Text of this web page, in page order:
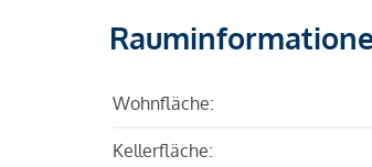
Wohnfläche:
Kellerfläche: